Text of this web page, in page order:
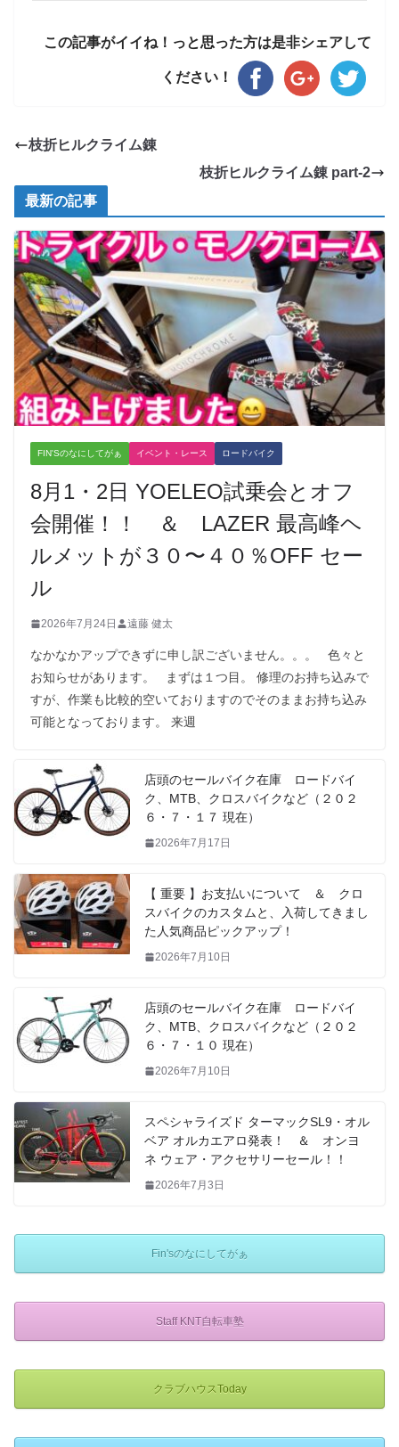
この記事がイイね！っと思った方は是非シェアして
ください！
枝折ヒルクライム錬
枝折ヒルクライム錬 part-2
最新の記事
FIN'Sのなにしてがぁ イベント・レース ロードバイク
8月1・2日 YOELEO試乗会とオフ
会開催！！ ＆ LAZER 最高峰ヘ
ルメットが３０〜４０％OFF セー
ル
2026年7月24日 遠藤 健太
なかなかアップできずに申し訳ございません。。。 色々と
お知らせがあります。 まずは１つ目。 修理のお持ち込みで
すが、作業も比較的空いておりますのでそのままお持ち込み
可能となっております。 来週
店頭のセールバイク在庫 ロードバイ
ク、MTB、クロスバイクなど（２０２
６・７・１７ 現在）
2026年7月17日
【 重要 】お支払いについて ＆ クロ
スバイクのカスタムと、入荷してきまし
た人気商品ピックアップ！
2026年7月10日
店頭のセールバイク在庫 ロードバイ
ク、MTB、クロスバイクなど（２０２
６・７・１０ 現在）
2026年7月10日
スペシャライズド ターマックSL9・オル
ベア オルカエアロ発表！ ＆ オンヨ
ネ ウェア・アクセサリーセール！！
2026年7月3日
Fin'sのなにしてがぁ
Staff KNT自転車塾
クラブハウスToday